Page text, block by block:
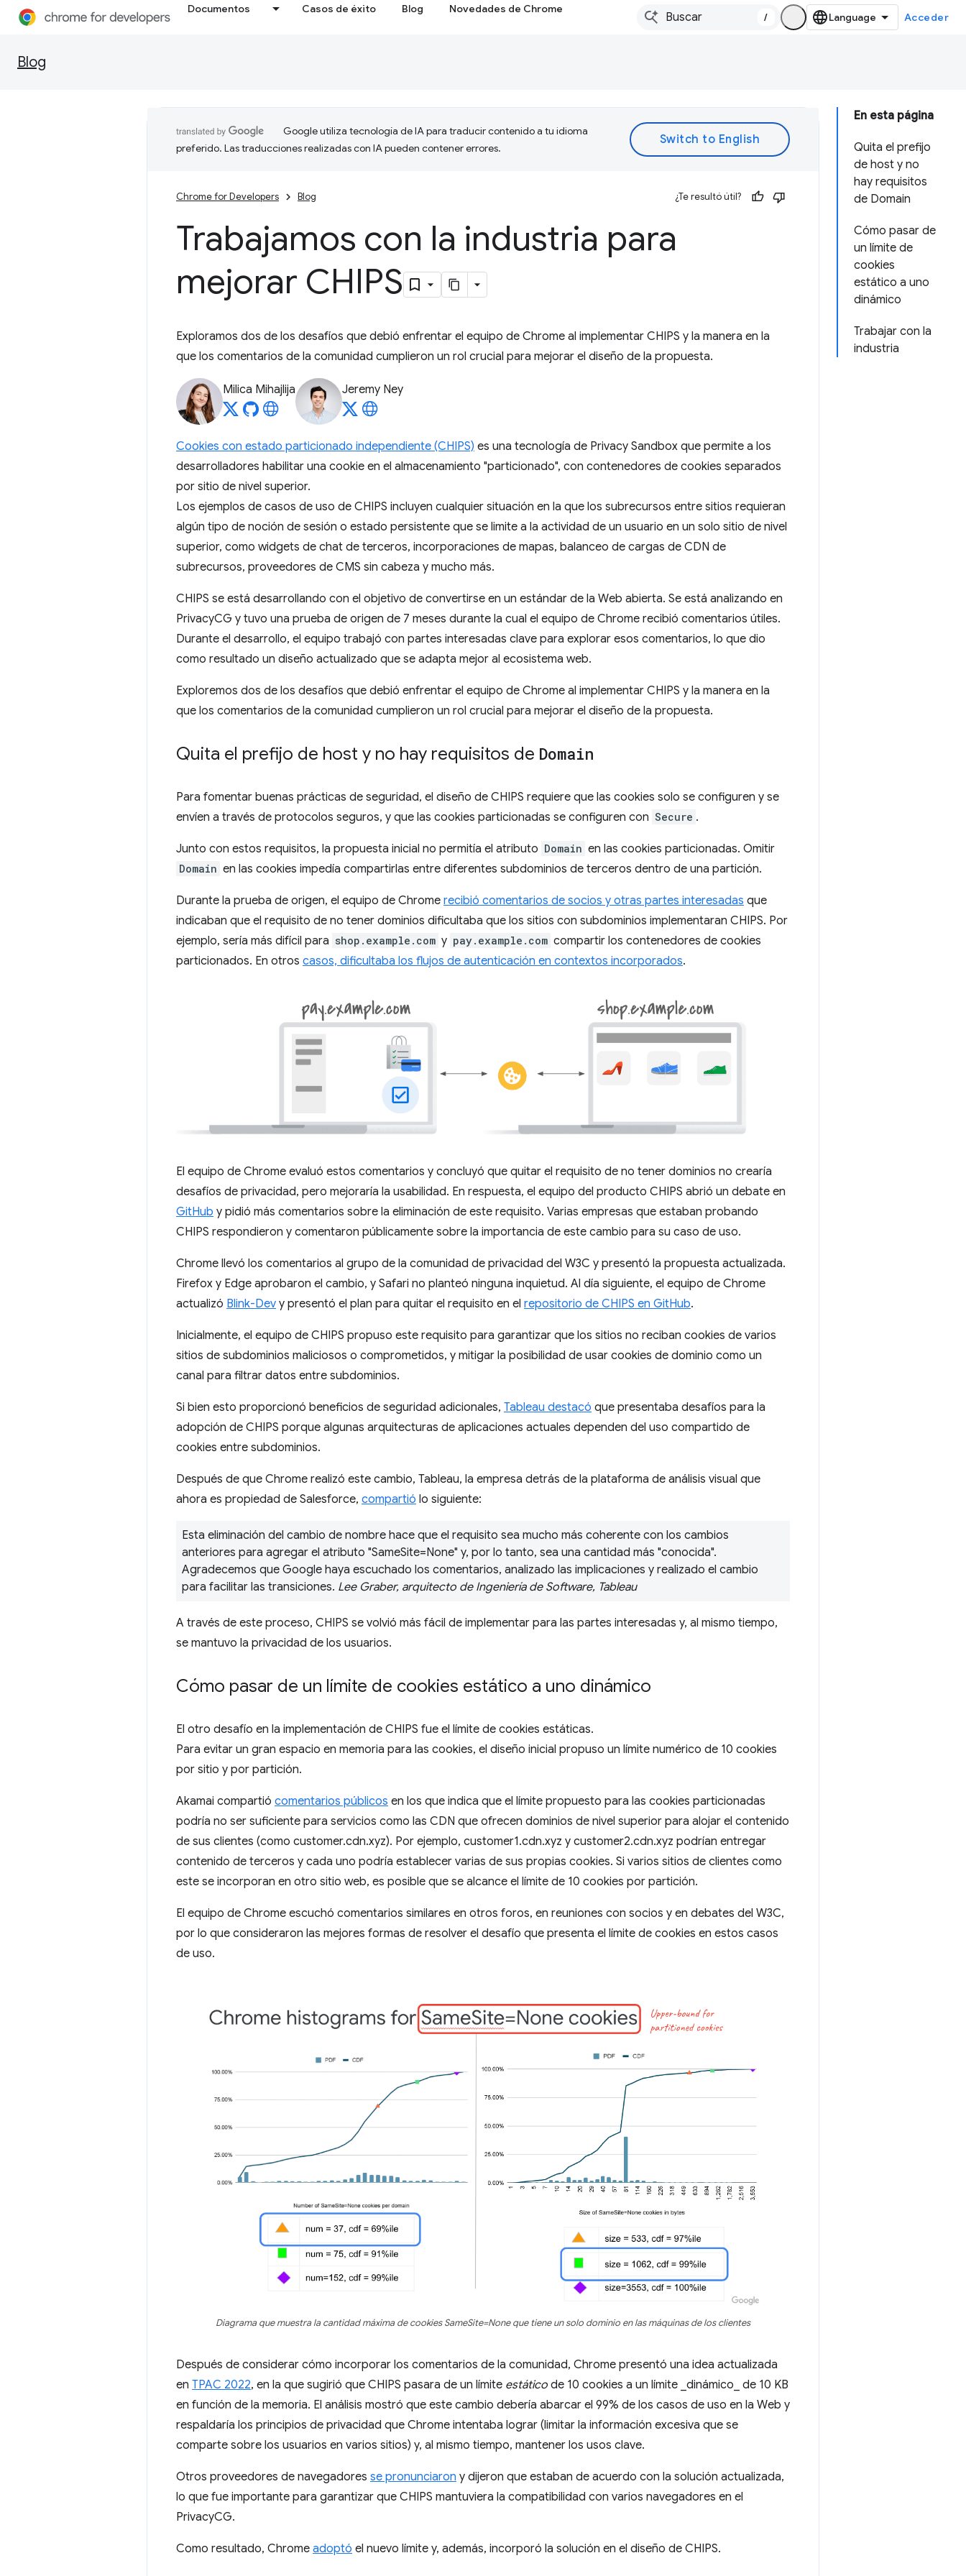
Documentos Casos de éxito Blog Novedades de Chrome
/ Acceder
Blog
En esta página
Quita el prefijo
de host y no
hay requisitos
de Domain
Cómo pasar de
un límite de
cookies
estático a uno
dinámico
Trabajar con la
industria
Google utiliza tecnología de IA para traducir contenido a tu idioma
preferido. Las traducciones realizadas con IA pueden contener errores.
Chrome for Developers Blog ¿Te resultó útil?
Trabajamos con la industria para
mejorar CHIPS
Exploramos dos de los desafíos que debió enfrentar el equipo de Chrome al implementar CHIPS y la manera en la
que los comentarios de la comunidad cumplieron un rol crucial para mejorar el diseño de la propuesta.
Milica Mihajlija Jeremy Ney
Cookies con estado particionado independiente (CHIPS) es una tecnología de Privacy Sandbox que permite a los
desarrolladores habilitar una cookie en el almacenamiento "particionado", con contenedores de cookies separados
por sitio de nivel superior.
Los ejemplos de casos de uso de CHIPS incluyen cualquier situación en la que los subrecursos entre sitios requieran
algún tipo de noción de sesión o estado persistente que se limite a la actividad de un usuario en un solo sitio de nivel
superior, como widgets de chat de terceros, incorporaciones de mapas, balanceo de cargas de CDN de
subrecursos, proveedores de CMS sin cabeza y mucho más.
CHIPS se está desarrollando con el objetivo de convertirse en un estándar de la Web abierta. Se está analizando en
PrivacyCG y tuvo una prueba de origen de 7 meses durante la cual el equipo de Chrome recibió comentarios útiles.
Durante el desarrollo, el equipo trabajó con partes interesadas clave para explorar esos comentarios, lo que dio
como resultado un diseño actualizado que se adapta mejor al ecosistema web.
Exploremos dos de los desafíos que debió enfrentar el equipo de Chrome al implementar CHIPS y la manera en la
que los comentarios de la comunidad cumplieron un rol crucial para mejorar el diseño de la propuesta.
Quita el prefijo de host y no hay requisitos de Domain
Para fomentar buenas prácticas de seguridad, el diseño de CHIPS requiere que las cookies solo se configuren y se
envíen a través de protocolos seguros, y que las cookies particionadas se configuren con Secure .
Junto con estos requisitos, la propuesta inicial no permitía el atributo Domain en las cookies particionadas. Omitir
Domain en las cookies impedía compartirlas entre diferentes subdominios de terceros dentro de una partición.
Durante la prueba de origen, el equipo de Chrome recibió comentarios de socios y otras partes interesadas que
indicaban que el requisito de no tener dominios dificultaba que los sitios con subdominios implementaran CHIPS. Por
ejemplo, sería más difícil para shop.example.com y pay.example.com compartir los contenedores de cookies
particionados. En otros casos, dificultaba los flujos de autenticación en contextos incorporados.
El equipo de Chrome evaluó estos comentarios y concluyó que quitar el requisito de no tener dominios no crearía
desafíos de privacidad, pero mejoraría la usabilidad. En respuesta, el equipo del producto CHIPS abrió un debate en
GitHub y pidió más comentarios sobre la eliminación de este requisito. Varias empresas que estaban probando
CHIPS respondieron y comentaron públicamente sobre la importancia de este cambio para su caso de uso.
Chrome llevó los comentarios al grupo de la comunidad de privacidad del W3C y presentó la propuesta actualizada.
Firefox y Edge aprobaron el cambio, y Safari no planteó ninguna inquietud. Al día siguiente, el equipo de Chrome
actualizó Blink-Dev y presentó el plan para quitar el requisito en el repositorio de CHIPS en GitHub.
Inicialmente, el equipo de CHIPS propuso este requisito para garantizar que los sitios no reciban cookies de varios
sitios de subdominios maliciosos o comprometidos, y mitigar la posibilidad de usar cookies de dominio como un
canal para filtrar datos entre subdominios.
Si bien esto proporcionó beneficios de seguridad adicionales, Tableau destacó que presentaba desafíos para la
adopción de CHIPS porque algunas arquitecturas de aplicaciones actuales dependen del uso compartido de
cookies entre subdominios.
Después de que Chrome realizó este cambio, Tableau, la empresa detrás de la plataforma de análisis visual que
ahora es propiedad de Salesforce, compartió lo siguiente:
Esta eliminación del cambio de nombre hace que el requisito sea mucho más coherente con los cambios
anteriores para agregar el atributo "SameSite=None" y, por lo tanto, sea una cantidad más "conocida".
Agradecemos que Google haya escuchado los comentarios, analizado las implicaciones y realizado el cambio
para facilitar las transiciones. Lee Graber, arquitecto de Ingeniería de Software, Tableau
A través de este proceso, CHIPS se volvió más fácil de implementar para las partes interesadas y, al mismo tiempo,
se mantuvo la privacidad de los usuarios.
Cómo pasar de un límite de cookies estático a uno dinámico
El otro desafío en la implementación de CHIPS fue el límite de cookies estáticas.
Para evitar un gran espacio en memoria para las cookies, el diseño inicial propuso un límite numérico de 10 cookies
por sitio y por partición.
Akamai compartió comentarios públicos en los que indica que el límite propuesto para las cookies particionadas
podría no ser suficiente para servicios como las CDN que ofrecen dominios de nivel superior para alojar el contenido
de sus clientes (como customer.cdn.xyz). Por ejemplo, customer1.cdn.xyz y customer2.cdn.xyz podrían entregar
contenido de terceros y cada uno podría establecer varias de sus propias cookies. Si varios sitios de clientes como
este se incorporan en otro sitio web, es posible que se alcance el límite de 10 cookies por partición.
El equipo de Chrome escuchó comentarios similares en otros foros, en reuniones con socios y en debates del W3C,
por lo que consideraron las mejores formas de resolver el desafío que presenta el límite de cookies en estos casos
de uso.
Diagrama que muestra la cantidad máxima de cookies SameSite=None que tiene un solo dominio en las máquinas de los clientes
Después de considerar cómo incorporar los comentarios de la comunidad, Chrome presentó una idea actualizada
en TPAC 2022, en la que sugirió que CHIPS pasara de un límite estático de 10 cookies a un límite _dinámico_ de 10 KB
en función de la memoria. El análisis mostró que este cambio debería abarcar el 99% de los casos de uso en la Web y
respaldaría los principios de privacidad que Chrome intentaba lograr (limitar la información excesiva que se
comparte sobre los usuarios en varios sitios) y, al mismo tiempo, mantener los usos clave.
Otros proveedores de navegadores se pronunciaron y dijeron que estaban de acuerdo con la solución actualizada,
lo que fue importante para garantizar que CHIPS mantuviera la compatibilidad con varios navegadores en el
PrivacyCG.
Como resultado, Chrome adoptó el nuevo límite y, además, incorporó la solución en el diseño de CHIPS.